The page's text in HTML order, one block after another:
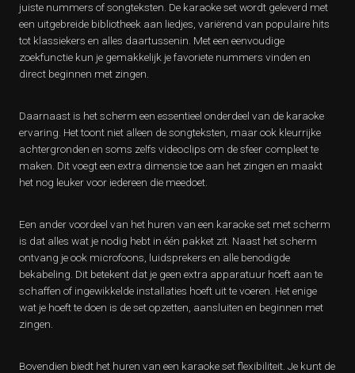
juiste nummers of songteksten. De karaoke set wordt geleverd met
een uitgebreide bibliotheek aan liedjes, variërend van populaire hits
tot klassiekers en alles daartussenin. Met een eenvoudige
zoekfunctie kun je gemakkelijk je favoriete nummers vinden en
direct beginnen met zingen.
Daarnaast is het scherm een essentieel onderdeel van de karaoke
ervaring. Het toont niet alleen de songteksten, maar ook kleurrijke
achtergronden en soms zelfs videoclips om de sfeer compleet te
maken. Dit voegt een extra dimensie toe aan het zingen en maakt
het nog leuker voor iedereen die meedoet.
Een ander voordeel van het huren van een karaoke set met scherm
is dat alles wat je nodig hebt in één pakket zit. Naast het scherm
ontvang je ook microfoons, luidsprekers en alle benodigde
bekabeling. Dit betekent dat je geen extra apparatuur hoeft aan te
schaffen of ingewikkelde installaties hoeft uit te voeren. Het enige
wat je hoeft te doen is de set opzetten, aansluiten en beginnen met
zingen.
Bovendien biedt het huren van een karaoke set flexibiliteit. Je kunt de